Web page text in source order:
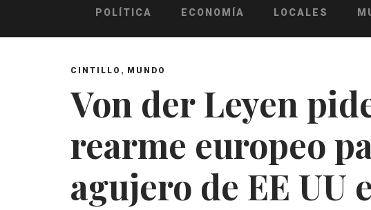
POLÍTICA ECONOMÍA LOCALES
CINTILLO , MUNDO
Von der Leyen
rearme europeo
agujero de EE UU